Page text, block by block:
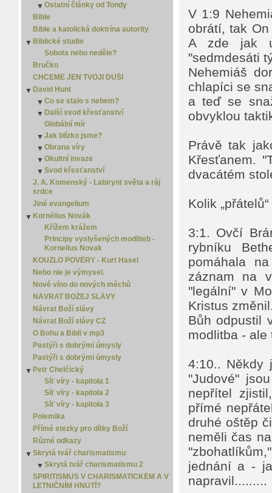
▼ Ostatní články od Tondy
Islám
Jediná cesta
Jidáš Iškariotský
Jistota
Kdo odvalil kámen?
Kterou?
Moudrost
New Age
Náboženství versus křesťanství
Osamělý spasitel
Porozumět slovu
Smrt
Spása je zadarmo
Zlý sen
Bible
Bible a katolická doktrína autority
▼ Biblické studie
Sobota nebo neděle?
Bručko
CHCEME JEN TVOJI DUŠI
▼ David Hunt
▼ Co se stalo s nebem?
Co se stalo s nebem? - 2
Co se stalo s nebem? - 3
Co se stalo s nebem? - 4
▼ Další svod křesťanství
Další svod křesťanství 2
Další svod křesťanství 3
Globální mír
▼ Jak blízko jsme?
Jak blízko jsme? 2
Jak blízko jsme? 3
Jak blízko jsme? 4
Jak blízko jsme? 5
▼ Obrana víry
Obrana víry 2
Obrana víry 3
▼ Okultní invaze
▼Okultní invaze 2
Okultní invaze 3
▼ Svod křesťanství
Svod křesťanství 2
J. A. Komenský - Labirynt světa a ráj
srdce
Jiné evangelium
▼ Kornélius Novák
Křížem krážem
Principy vyslyšených modliteb -
Kornelius Novak
KOUZLO POVĚRY - Kurt Hasel
Nebo nie je výmysel.
Nové víno do nových měchů
NÁVRAT BOŽEJ SLÁVY
Návrat Boží slávy
Návrat Boží slávy CZ
O Bohu a Bibli v mp3
Pastýři s dobrými úmysly
Pastýři s dobrými úmysly
▼ Petr Chelčický
Síť víry - kapitola 1
Síť víry - kapitola 2
Síť víry - kapitola 3
Polemika
Přímé stezky pro dítky Boží
Různé odkazy
▼ Skrytá tvář charismatismu
▼ Skrytá tvář charismatismu 2
▼Skrytá tvář charismatismu 3
Skrytá tvář charismatismu 4
SPIRITISMUS V CHARISMATICKÉM A V
LETNIČNÍM HNUTÍ?
V 1:9
obrátí, tak
A zde jak
"sedmdesáti
Nehemiáš
chlapíci se
a teď se
obvyklou
Právě tak
Křesťanem.
dvacátém
Kolik
3:1. Ovčí
rybníku
pomáhala
záznam na
"legální" v
Kristus
Bůh odpustil
modlitba - ale
4:10.. Někdy
"Judové"
nepřítel
přímé
druhé oštěp
neměli čas
jednání a -
napravil.........